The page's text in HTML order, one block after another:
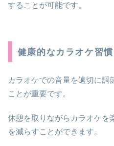
することが可能です。
健康的なカラオケ習慣
カラオケでの音量を適切に調
ことが重要です。
休憩を取りながらカラオケを
を減らすことができます。